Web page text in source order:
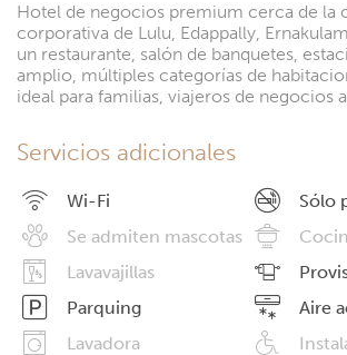
Hotel de negocios premium cerca de la
corporativa de Lulu, Edappally,
un restaurante, salón de banquetes,
amplio, múltiples categorías de
ideal para familias, viajeros de negocios
Servicios adicionales
Wi-Fi
Se admiten mascotas
Lavavajillas
Parquing
Aire
Lavadora